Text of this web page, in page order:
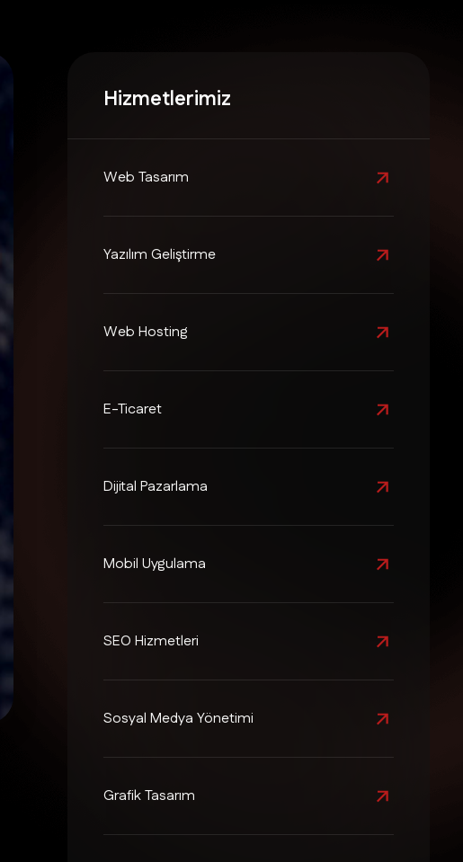
Hizmetlerimiz
Web Tasarım
Yazılım Geliştirme
Web Hosting
E-Ticaret
Dijital Pazarlama
Mobil Uygulama
SEO Hizmetleri
Sosyal Medya Yönetimi
Grafik Tasarım